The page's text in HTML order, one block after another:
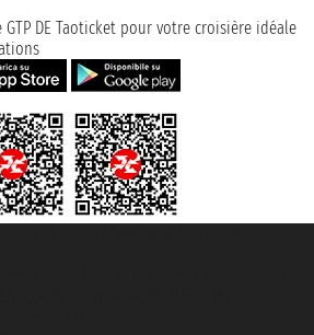
DE Taoticket pour votre croisière idéale